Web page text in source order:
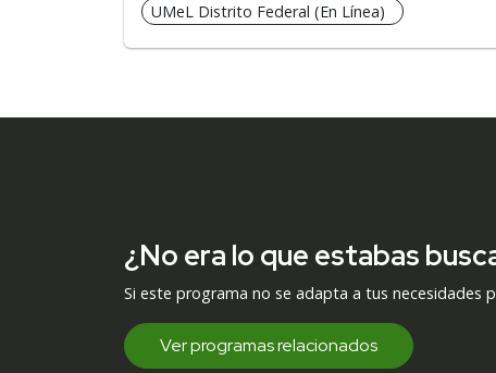
UMeL Distrito Federal (En Línea)
¿No era lo que estabas
Si este programa no se adapta a tus necesidades
Ver programas relacionados